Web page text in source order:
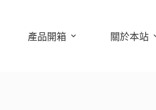
產品開箱 關於本站